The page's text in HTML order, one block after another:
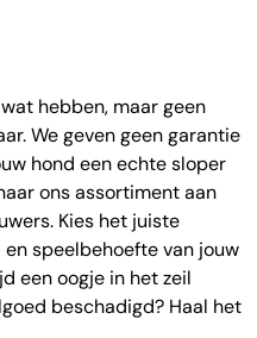
hebben, maar geen
We geven geen garantie
hond een echte sloper
ons assortiment aan
Kies het juiste
speelbehoefte van jouw
een oogje in het zeil
beschadigd? Haal het